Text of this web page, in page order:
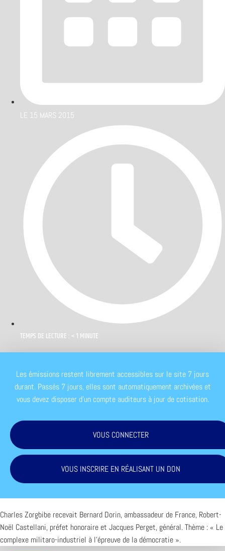
LE 15 MARS 2015
TEMPS DE LECTURE : < 1 MINUTE
Les émissions restent librement accessibles sur le site 7 jours
durant. Passés 7 jours, elles sont automatiquement archivées et
vous devez disposer d'un compte auditeurs à jour de cotisation.
VOUS CONNECTER
VOUS INSCRIRE EN RÉALISANT UN DON
Charles Zorgbibe recevait Bernard Dorin, ambassadeur de France, Robert-
Noël Castellani, préfet honoraire et Jacques Perget, général. Thème : « Le
complexe militaro-industriel à l’épreuve de la démocratie ».